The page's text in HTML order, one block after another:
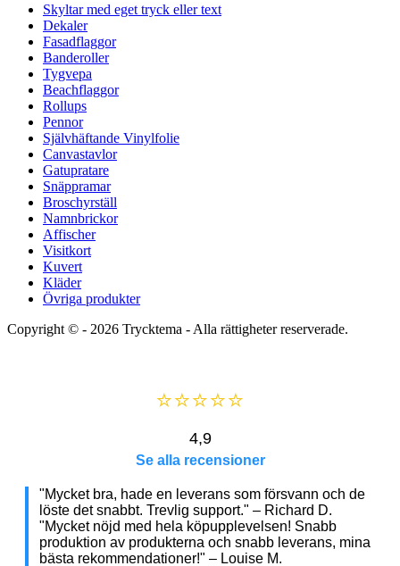
Skyltar med eget tryck eller text
Dekaler
Fasadflaggor
Banderoller
Tygvepa
Beachflaggor
Rollups
Pennor
Självhäftande Vinylfolie
Canvastavlor
Gatupratare
Snäppramar
Broschyrställ
Namnbrickor
Affischer
Visitkort
Kuvert
Kläder
Övriga produkter
Copyright © - 2026 Trycktema - Alla rättigheter reserverade.
⭐⭐⭐⭐⭐
4,9
Se alla recensioner
"Mycket bra, hade en leverans som försvann och de
löste det snabbt. Trevlig support." – Richard D.
"Mycket nöjd med hela köpupplevelsen! Snabb
produktion av produkterna och snabb leverans, mina
bästa rekommendationer!" – Louise M.